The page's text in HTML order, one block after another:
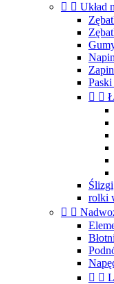
  Układ
 
Ślizgi
rolki
 
 